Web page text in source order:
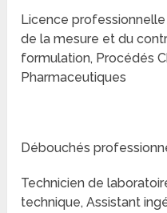
Licence
de la mesure et du
formulation, Procédés
Pharmaceutiques
Débouchés
Technicien de
technique, Assistant